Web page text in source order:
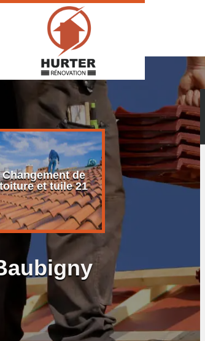
Changement de
toiture et tuile 21
Rénovation de
toiture 21